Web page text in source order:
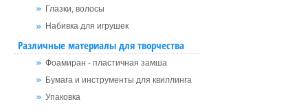
Глазки, волосы
Набивка для игрушек
Различные материалы для творчества
Фоамиран - пластичная замша
Бумага и инструменты для квиллинга
Упаковка